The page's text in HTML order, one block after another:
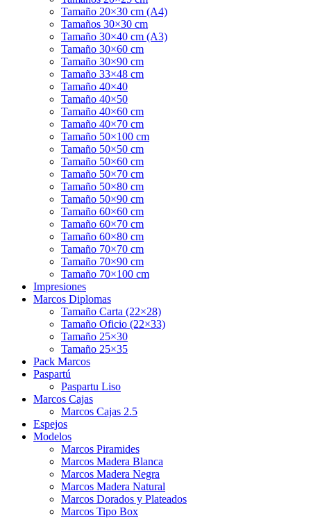
Tamaño 20×30 cm (A4)
Tamaños 30×30 cm
Tamaño 30×40 cm (A3)
Tamaño 30×60 cm
Tamaño 30×90 cm
Tamaño 33×48 cm
Tamaño 40×40
Tamaño 40×50
Tamaño 40×60 cm
Tamaño 40×70 cm
Tamaño 50×100 cm
Tamaño 50×50 cm
Tamaño 50×60 cm
Tamaño 50×70 cm
Tamaño 50×80 cm
Tamaño 50×90 cm
Tamaño 60×60 cm
Tamaño 60×70 cm
Tamaño 60×80 cm
Tamaño 70×70 cm
Tamaño 70×90 cm
Tamaño 70×100 cm
Impresiones
Marcos Diplomas
Tamaño Carta (22×28)
Tamaño Oficio (22×33)
Tamaño 25×30
Tamaño 25×35
Pack Marcos
Paspartú
Paspartu Liso
Marcos Cajas
Marcos Cajas 2.5
Espejos
Modelos
Marcos Piramides
Marcos Madera Blanca
Marcos Madera Negra
Marcos Madera Natural
Marcos Dorados y Plateados
Marcos Tipo Box